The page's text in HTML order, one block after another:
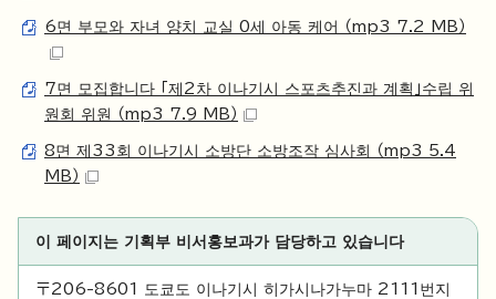
6면 부모와 자녀 양치 교실 0세 아동 케어 （mp3 7.2 MB）
7면 모집합니다 「제2차 이나기시 스포츠추진과 계획」수립 위
원회 위원 （mp3 7.9 MB）
8면 제33회 이나기시 소방단 소방조작 심사회 （mp3 5.4
MB）
이 페이지는 기획부 비서홍보과가 담당하고 있습니다
〒206-8601 도쿄도 이나기시 히가시나가누마 2111번지